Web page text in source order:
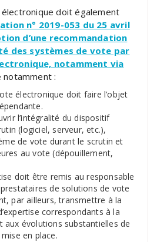
doit également
n° 2019-053 du 25 avril
d’une recommandation
des systèmes de vote par
notamment via
notamment :
électronique doit faire l’objet
l’intégralité du dispositif
(logiciel, serveur, etc.),
de vote durant le scrutin et
au vote (dépouillement,
doit être remis au responsable
de solutions de vote
par ailleurs, transmettre à la
correspondants à la
aux évolutions substantielles de
en place.